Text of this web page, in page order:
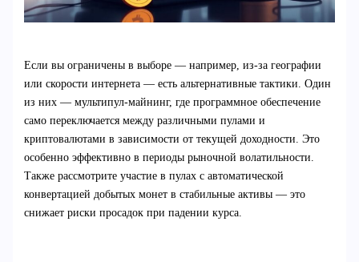
Если вы ограничены в выборе — например, из-за географии
или скорости интернета — есть альтернативные тактики. Один
из них — мультипул-майнинг, где программное обеспечение
само переключается между различными пулами и
криптовалютами в зависимости от текущей доходности. Это
особенно эффективно в периоды рыночной волатильности.
Также рассмотрите участие в пулах с автоматической
конвертацией добытых монет в стабильные активы — это
снижает риски просадок при падении курса.